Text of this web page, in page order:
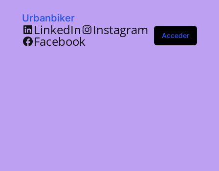
Urbanbiker
LinkedIn Instagram
Facebook Acceder